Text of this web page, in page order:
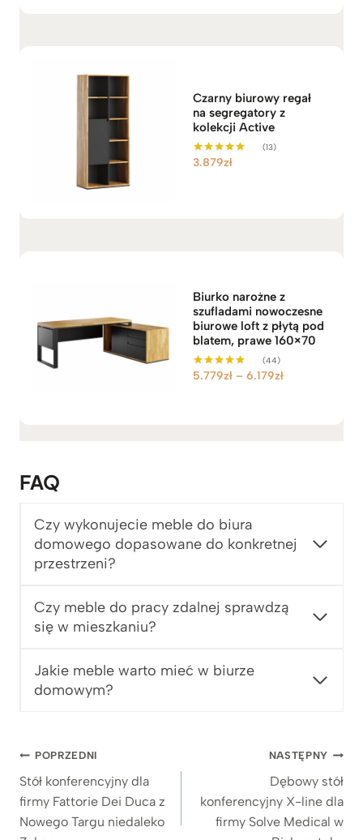
Czarny biurowy regał
na segregatory z
kolekcji Active
Oceniono
(13)
3.879zł
Biurko narożne z
szufladami nowoczesne
biurowe loft z płytą pod
blatem, prawe 160×70
Oceniono
(44)
5.779zł – 6.179złZ
o
.
6
1
7
9
FAQ
Czy wykonujecie meble do biura
domowego dopasowane do konkretnej
przestrzeni?
Czy meble do pracy zdalnej sprawdzą
się w mieszkaniu?
Jakie meble warto mieć w biurze
domowym?
Nawigacja
wpisu
POPRZEDNI
Stół konferencyjny dla
firmy Fattorie Dei Duca z
Nowego Targu niedaleko
NASTĘPNY
Dębowy stół
konferencyjny X-line dla
firmy Solve Medical w